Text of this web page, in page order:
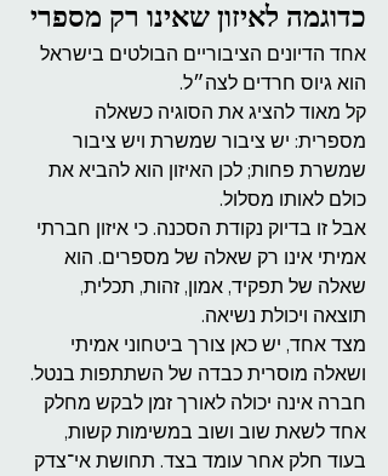
כדוגמה לאיזון שאינו רק מספרי
אחד הדיונים הציבוריים הבולטים בישראל
הוא גיוס חרדים לצה״ל.
קל מאוד להציג את הסוגיה כשאלה
מספרית: יש ציבור שמשרת ויש ציבור
שמשרת פחות; לכן האיזון הוא להביא את
כולם לאותו מסלול.
אבל זו בדיוק נקודת הסכנה. כי איזון חברתי
אמיתי אינו רק שאלה של מספרים. הוא
שאלה של תפקיד, אמון, זהות, תכלית,
תוצאה ויכולת נשיאה.
מצד אחד, יש כאן צורך ביטחוני אמיתי
ושאלה מוסרית כבדה של השתתפות בנטל.
חברה אינה יכולה לאורך זמן לבקש מחלק
אחד לשאת שוב ושוב במשימות קשות,
בעוד חלק אחר עומד בצד. תחושת אי־צדק